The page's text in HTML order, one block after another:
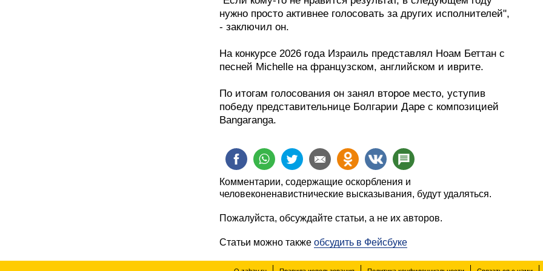
нужно просто активнее голосовать за других исполнителей",
- заключил он.
На конкурсе 2026 года Израиль представлял Ноам Беттан с
песней Michelle на французском, английском и иврите.
По итогам голосования он занял второе место, уступив
победу представительнице Болгарии Даре с композицией
Bangaranga.
Комментарии, содержащие оскорбления и
человеконенавистнические высказывания, будут удаляться.
Пожалуйста, обсуждайте статьи, а не их авторов.
Статьи можно также обсудить в Фейсбуке